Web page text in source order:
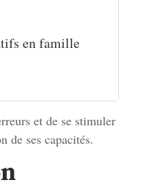
en famille
et de se stimuler
de ses capacités.